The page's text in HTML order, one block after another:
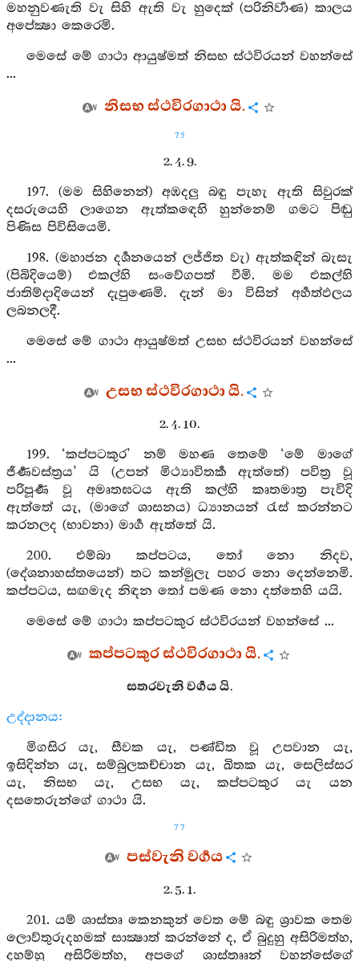
මහනුවණැති වැ සිහි ඇති වැ හුදෙක් (පරිනිර්‍වාණ) කාලය
අපේක්‍ෂා කෙරෙමි.
මෙසේ මේ ගාථා ආයුෂ්මත් නිසභ ස්ථවිරයන් වහන්සේ
...
නිසභ ස්ථවිරගාථා යි.
75
2. 4. 9.
197. (මම සිහිනෙන්) අඹදලු බඳු පැහැ ඇති සිවුරක්
දසරුයෙහි ලාගෙන ඇත්කඳෙහි හුන්නෙම් ගමට පිඬු
පිණිස පිවිසියෙමි.
198. (මහාජන දර්‍ශනයෙන් ලජ්ජිත වැ) ඇත්කඳින් බැසැ
(පිබිදියෙම්) එකල්හි සංවේගපත් වීමි. මම එකල්හි
ජාතිම්දාදියෙන් දැපුණෙමි. දැන් මා විසින් අර්‍හත්ඵලය
ලබනලදී.
මෙසේ මේ ගාථා ආයුෂ්මත් උසභ ස්ථවිරයන් වහන්සේ
...
උසභ ස්ථවිරගාථා යි.
2. 4. 10.
199. ‘කප්පටකුර’ නම් මහණ තෙමේ ‘මේ මාගේ
ජීර්‍ණවස්ත්‍රය’ යි (උපන් මිථ්‍යාවිතර්‍ක ඇත්තේ) පවිත්‍ර වූ
පරිපූර්‍ණ වූ අමෘතඝටය ඇති කල්හි කෘතමාත්‍ර පැවිදි
ඇත්තේ යැ, (මාගේ ශාසනය) ධ්‍යානයන් රැස් කරන්නට
කරනලද (භාවනා) මාර්‍ග ඇත්තේ යි.
200. එම්බා කප්පටය, තෝ නො නිදව,
(දේශනාහස්තයෙන්) තට කන්මුලැ පහර නො දෙන්නෙමි.
කප්පටය, සඟමැද නිඳන තෝ පමණ නො දත්තෙහි යයි.
මෙසේ මේ ගාථා කප්පටකුර ස්ථවිරයන් වහන්සේ ...
කප්පටකුර ස්ථවිරගාථා යි.
සතරවැනි වර්‍ගය යි.
උද්දානය:
මිගසිර යැ, සීවක යැ, පණ්ඩිත වූ උපවාන යැ,
ඉසිදින්න යැ, සම්බුලකච්චාන යැ, ඛිතක යැ, සෙලිස්සර
යැ, නිසභ යැ, උසභ යැ, කප්පටකුර යැ යන
දසතෙරුන්ගේ ගාථා යි.
77
පස්වැනි වර්‍ගය
2. 5. 1.
201. යම් ශාස්තෘ කෙනකුන් වෙත මේ බඳු ශ්‍රාවක තෙම
ලොව්තුරුදහමක් සාක්‍ෂාත් කරන්නේ ද, ඒ බුදුහු අසිරිමත්හ,
දහම්හු අසිරිමත්හ, අපගේ ශාස්තෲන් වහන්සේගේ